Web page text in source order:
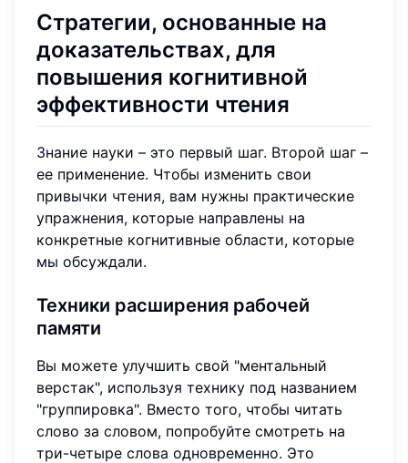
Стратегии, основанные на
доказательствах, для
повышения когнитивной
эффективности чтения
Знание науки – это первый шаг. Второй шаг –
ее применение. Чтобы изменить свои
привычки чтения, вам нужны практические
упражнения, которые направлены на
конкретные когнитивные области, которые
мы обсуждали.
Техники расширения рабочей
памяти
Вы можете улучшить свой "ментальный
верстак", используя технику под названием
"группировка". Вместо того, чтобы читать
слово за словом, попробуйте смотреть на
три-четыре слова одновременно. Это